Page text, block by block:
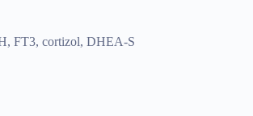
FT3, cortizol, DHEA-S